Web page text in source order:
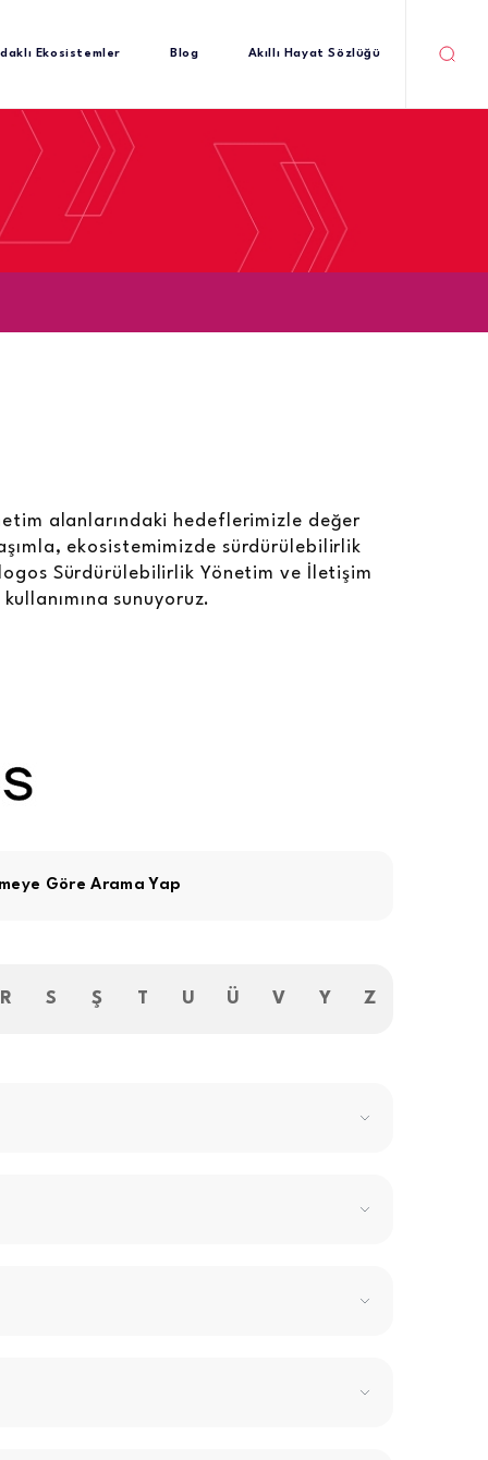
Ekosistemler Blog Akıllı Hayat Sözlüğü
alanlarındaki hedeflerimizle değer
ekosistemimizde sürdürülebilirlik
Sürdürülebilirlik Yönetim ve İletişim
sunuyoruz.
Göre Arama Yap
R S Ş T U Ü V Y Z